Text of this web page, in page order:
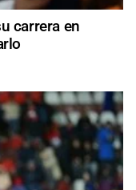
carrera en